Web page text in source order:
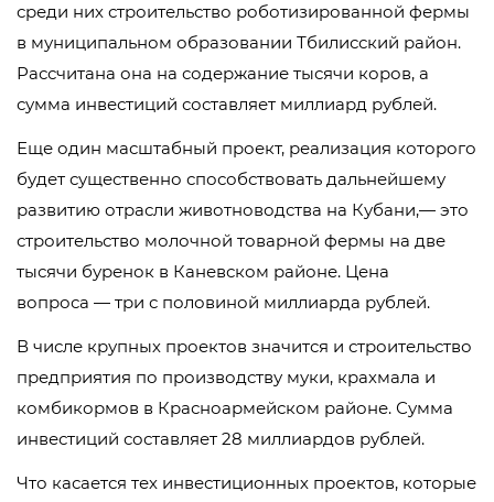
среди них строительство роботизированной фермы
в муниципальном образовании Тбилисский район.
Рассчитана она на содержание тысячи коров, а
сумма инвестиций составляет миллиард рублей.
Еще один масштабный проект, реализация которого
будет существенно способствовать дальнейшему
развитию отрасли животноводства на Кубани,— это
строительство молочной товарной фермы на две
тысячи буренок в Каневском районе. Цена
вопроса — три с половиной миллиарда рублей.
В числе крупных проектов значится и строительство
предприятия по производству муки, крахмала и
комбикормов в Красноармейском районе. Сумма
инвестиций составляет 28 миллиардов рублей.
Что касается тех инвестиционных проектов, которые